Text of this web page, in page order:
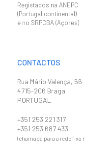
Registados na ANEPC
(Portugal continental)
e no SRPCBA (Açores)
CONTACTOS
Rua Mário Valença, 66
4715-206 Braga
PORTUGAL
+351 253 221 317
+351 253 687 433
(chamada para a rede fixa